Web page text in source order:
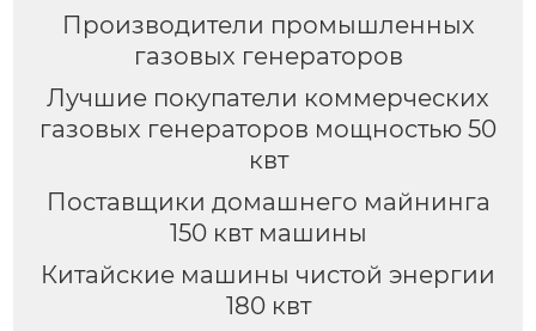
Производители промышленных
газовых генераторов
Лучшие покупатели коммерческих
газовых генераторов мощностью 50
квт
Поставщики домашнего майнинга
150 квт машины
Китайские машины чистой энергии
180 квт